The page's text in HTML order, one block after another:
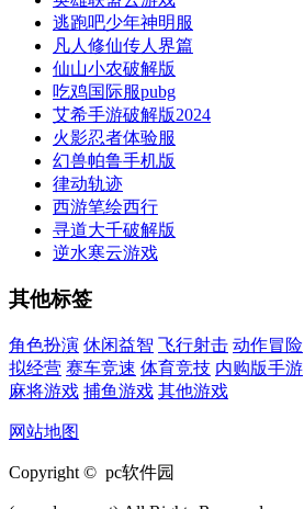
逃跑吧少年神明服
凡人修仙传人界篇
仙山小农破解版
吃鸡国际服pubg
艾希手游破解版2024
火影忍者体验服
幻兽帕鲁手机版
律动轨迹
西游笔绘西行
寻道大千破解版
逆水寒云游戏
其他标签
角色扮演 休闲益智 飞行射击 动作冒险
拟经营 赛车竞速 体育竞技 内购版手游
麻将游戏 捕鱼游戏 其他游戏
网站地图
Copyright © pc软件园